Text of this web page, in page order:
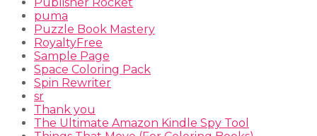
Publisher Rocket
puma
Puzzle Book Mastery
RoyaltyFree
Sample Page
Space Coloring Pack
Spin Rewriter
sr
Thank you
The Ultimate Amazon Kindle Spy Tool